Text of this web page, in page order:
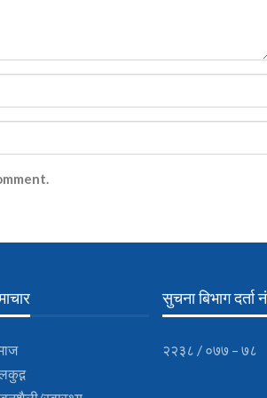
सुचना बिभाग दर्ता
२२३८ / ०७७ – ७८